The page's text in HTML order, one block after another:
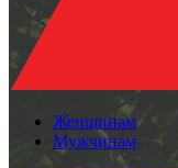
Женщинам
Мужчинам